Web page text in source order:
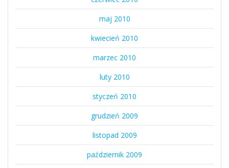
maj 2010
kwiecień 2010
marzec 2010
luty 2010
styczeń 2010
grudzień 2009
listopad 2009
październik 2009